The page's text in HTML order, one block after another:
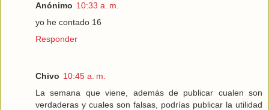
Anónimo 10:33 a. m.
yo he contado 16
Responder
Chivo 10:45 a. m.
La semana que viene, además de publicar cualen son
verdaderas y cuales son falsas, podrías publicar la utilidad